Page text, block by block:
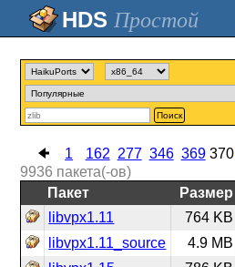
Простой
Поиск
1 162 277 346 369 370
9936 пакета(-ов)
Пакет
Размер
libvpx1.11
764 KB
libvpx1.11_source
4.9 MB